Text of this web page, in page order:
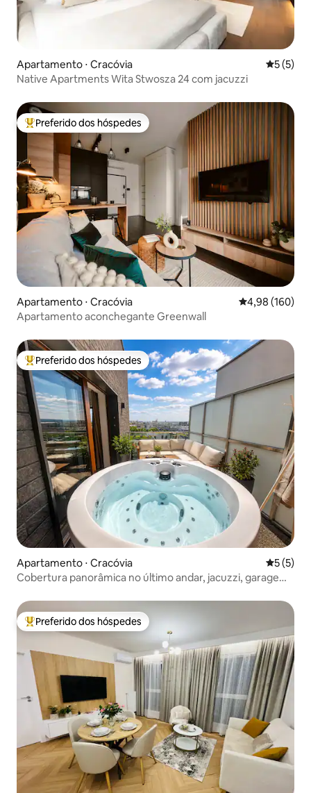
Apartamento ⋅ Cracóvia 5 de
5 (5)
Native Apartments Wita Stwosza 24 com jacuzzi
Entre os melhores preferidos dos hóspedes
Preferido dos hóspedes
Apartamento ⋅ Cracóvia 4,98 de uma
4,98 (160)
Apartamento aconchegante Greenwall
Entre os melhores preferidos dos hóspedes
Preferido dos hóspedes
Apartamento ⋅ Cracóvia 5 de
5 (5)
Cobertura panorâmica no último andar, jacuzzi, garagem,
Entre os melhores preferidos dos hóspedes
Preferido dos hóspedes